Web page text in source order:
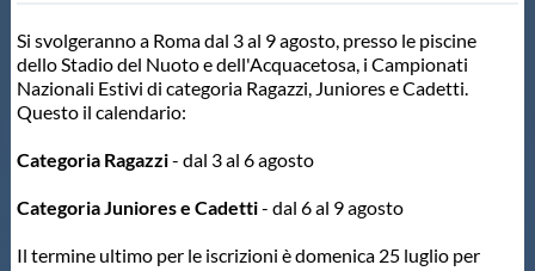
Salvamento
Master
Formazione
Si svolgeranno a Roma dal 3 al 9 agosto, presso le piscine
dello Stadio del Nuoto e dell'Acquacetosa, i Campionati
Nazionali Estivi di categoria Ragazzi, Juniores e Cadetti.
Questo il calendario:
Categoria Ragazzi- dal 3 al 6 agosto
Categoria Juniores e Cadetti- dal 6 al 9 agosto
Il termine ultimo per le iscrizioni è domenica 25 luglio per